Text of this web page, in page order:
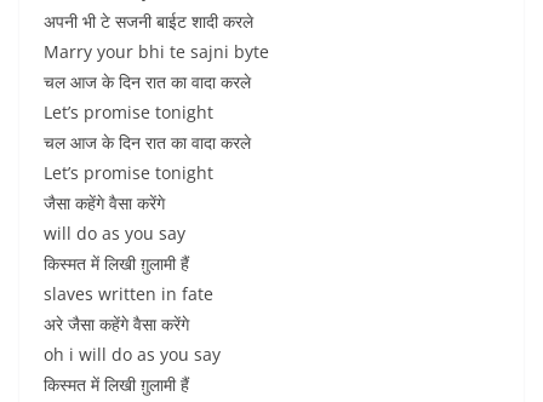
अपनी भी टे सजनी बाईट शादी करले
Marry your bhi te sajni byte
चल आज के दिन रात का वादा करले
Let’s promise tonight
चल आज के दिन रात का वादा करले
Let’s promise tonight
जैसा कहेंगे वैसा करेंगे
will do as you say
किस्मत में लिखी ग़ुलामी हैं
slaves written in fate
अरे जैसा कहेंगे वैसा करेंगे
oh i will do as you say
किस्मत में लिखी ग़ुलामी हैं